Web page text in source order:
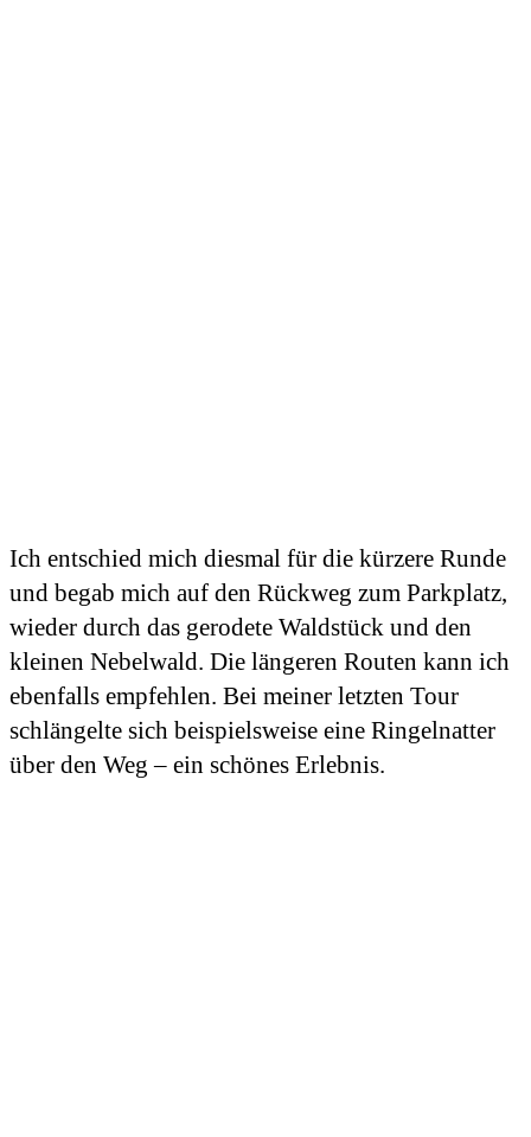
Ich entschied mich diesmal für die kürzere Runde
und begab mich auf den Rückweg zum Parkplatz,
wieder durch das gerodete Waldstück und den
kleinen Nebelwald. Die längeren Routen kann ich
ebenfalls empfehlen. Bei meiner letzten Tour
schlängelte sich beispielsweise eine Ringelnatter
über den Weg – ein schönes Erlebnis.